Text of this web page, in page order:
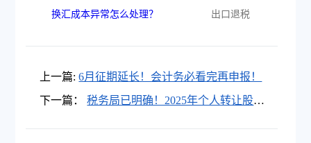
换汇成本异常怎么处理？
出口退税
上一篇: 6月征期延长！会计务必看完再申报！
下一篇：
税务局已明确！2025年个人转让股